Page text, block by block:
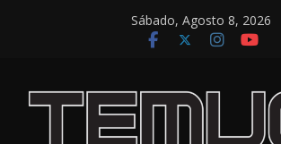
Sábado, Agosto 8, 2026